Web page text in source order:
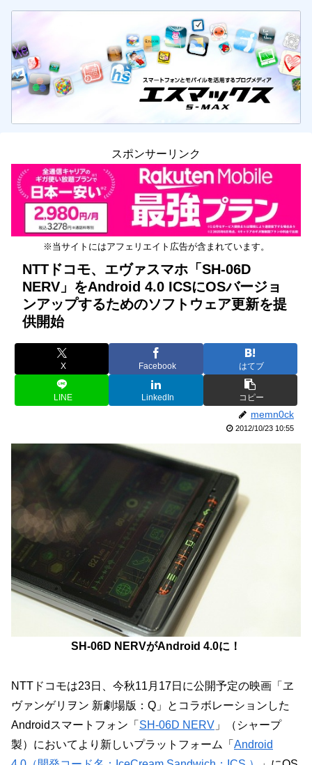
スポンサーリンク
※当サイトにはアフェリエイト広告が含まれています。
NTTドコモ、エヴァスマホ「SH-06D
NERV」をAndroid 4.0 ICSにOSバージョ
ンアップするためのソフトウェア更新を提
供開始
X Facebook はてブ
LINE LinkedIn コピー
memn0ck
2012/10/23 10:55
SH-06D NERVがAndroid 4.0に！
NTTドコモは23日、今秋11月17日に公開予定の映画「ヱ
ヴァンゲリヲン 新劇場版：Q」とコラボレーションした
Androidスマートフォン「 SH-06D NERV 」（シャープ
製）においてより新しいプラットフォーム「 Android